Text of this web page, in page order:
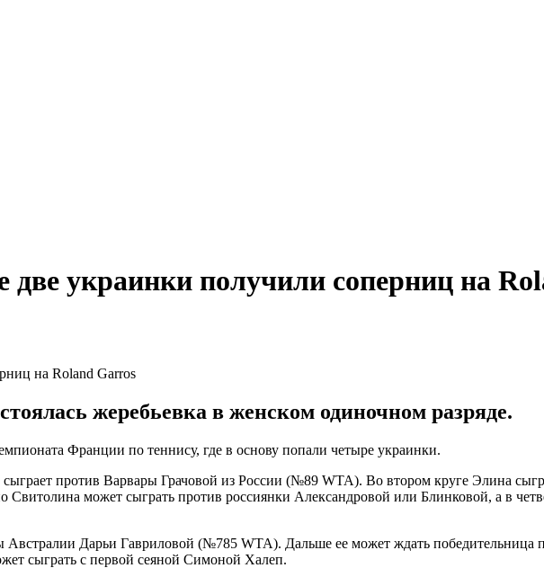
украинки получили соперниц на
жеребьевка в женском одиночном разряде.
Франции по теннису, где в основу попали четыре украинки.
против Варвары Грачовой из России (№89 WTA). Во втором круге Элина
может сыграть против россиянки Александровой или Блинковой, а в
Австралии Дарьи Гавриловой (№785 WTA). Дальше ее может ждать победительница
сыграть с первой сеяной Симоной Халеп.